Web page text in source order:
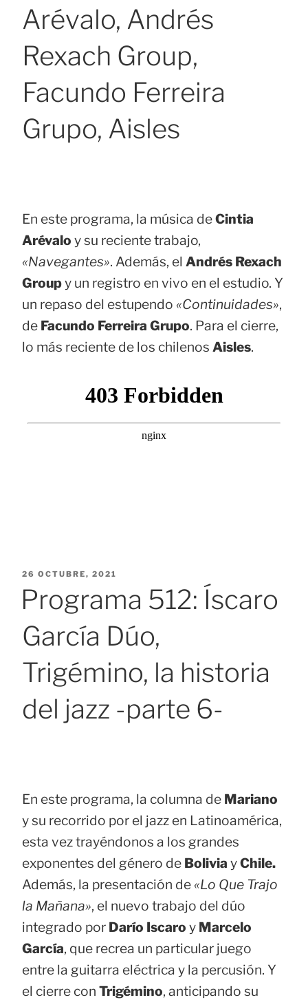
Arévalo, Andrés
Rexach Group,
Facundo Ferreira
Grupo, Aisles
En este programa, la música deCintia
Arévalo y su reciente trabajo,
«Navegantes». Además, el Andrés Rexach
Groupy un registro en vivo en el estudio. Y
un repaso del estupendo «Continuidades»,
de Facundo Ferreira Grupo. Para el cierre,
lo más reciente de los chilenos Aisles.
PUBLICADO
26 OCTUBRE, 2021
Programa 512: Íscaro
García Dúo,
Trigémino, la historia
del jazz -parte 6-
En este programa, la columna de Mariano
y su recorrido por el jazz en Latinoamérica,
esta vez trayéndonos a los grandes
exponentes del género de Bolivia yChile.
Además, la presentación de «Lo Que Trajo
la Mañana», el nuevo trabajo del dúo
integrado por Darío Iscaro y Marcelo
García, que recrea un particular juego
entre la guitarra eléctrica y la percusión. Y
el cierre con Trigémino, anticipando su